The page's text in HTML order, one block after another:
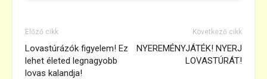
Előző cikk
Lovastúrázók figyelem! Ez
lehet életed legnagyobb
lovas kalandja!
Következő cikk
NYEREMÉNYJÁTÉK! NYERJ
LOVASTÚRÁT!